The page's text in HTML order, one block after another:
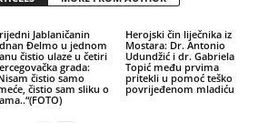
Jablaničanin
Đelmo u jednom
čistio ulaze u četiri
grada:
čistio samo
čistio sam sliku o
Herojski čin liječnika iz
Mostara: Dr. Antonio
Udundžić i dr. Gabriela
Topić među prvima
pritekli u pomoć teško
povrijeđenom mladiću